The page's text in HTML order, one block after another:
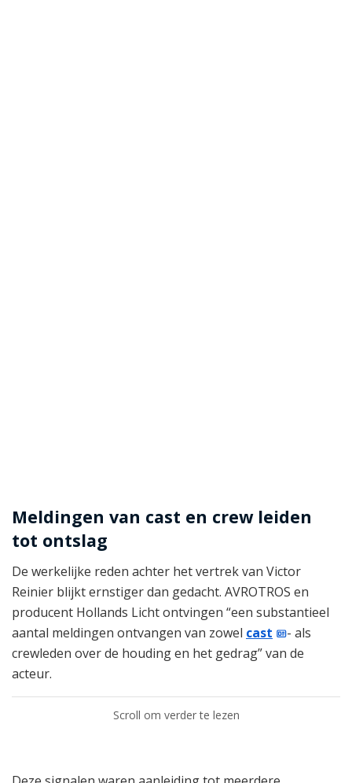
Meldingen van cast en crew leiden
tot ontslag
De werkelijke reden achter het vertrek van Victor
Reinier blijkt ernstiger dan gedacht. AVROTROS en
producent Hollands Licht ontvingen “een substantieel
aantal meldingen ontvangen van zowel cast
- als
crewleden over de houding en het gedrag” van de
acteur.
Scroll om verder te lezen